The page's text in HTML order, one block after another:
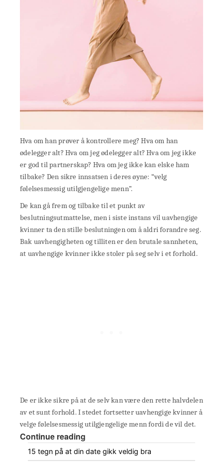
Hva om han prøver å kontrollere meg? Hva om han
ødelegger alt? Hva om jeg ødelegger alt? Hva om jeg ikke
er god til partnerskap? Hva om jeg ikke kan elske ham
tilbake? Den sikre innsatsen i deres øyne: “velg
følelsesmessig utilgjengelige menn”.
De kan gå frem og tilbake til et punkt av
beslutningsutmattelse, men i siste instans vil uavhengige
kvinner ta den stille beslutningen om å aldri forandre seg.
Bak uavhengigheten og tilliten er den brutale sannheten,
at uavhengige kvinner ikke stoler på seg selv i et forhold.
De er ikke sikre på at de selv kan være den rette halvdelen
av et sunt forhold. I stedet fortsetter uavhengige kvinner å
velge følelsesmessig utilgjengelige menn fordi de vil det.
Continue reading
15 tegn på at din date gikk veldig bra